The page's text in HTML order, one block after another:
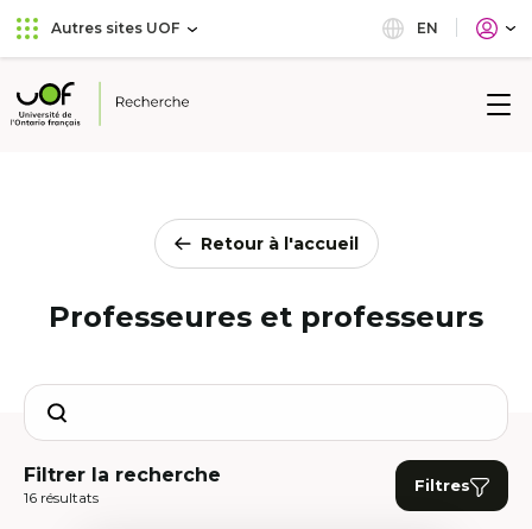
Aller
au
principal
Passer
au
Autres sites UOF EN
Université
Retour à l'accueil
Professeures et professeurs
Search
Filtrer la recherche
16 résultats
Filtres